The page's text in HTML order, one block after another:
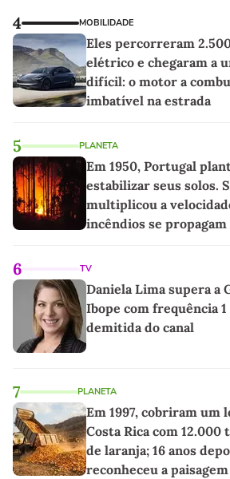
4 MOBILIDADE
Eles percorreram
elétrico e chegaram a
difícil: o motor a
imbatível na estrada
5 PLANETA
Em 1950, Portugal
estabilizar seus solos.
multiplicou a
incêndios se propagam
6 TV
Daniela Lima supera a
Ibope com frequência 1
demitida do canal
7 PLANETA
Em 1997, cobriram um
Costa Rica com 12.000
de laranja; 16 anos
reconheceu a paisagem